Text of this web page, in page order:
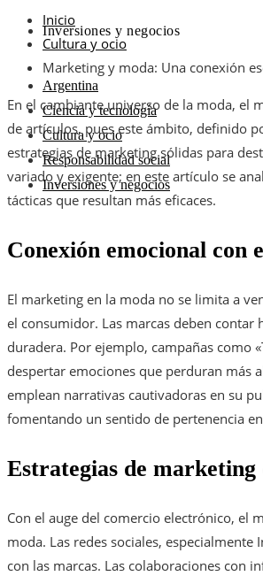
Inversiones y negocios
Argentina
Ciencia y tecnología
Cultura y ocio
Responsabilidad social
Inversiones y negocios
Inicio
Cultura y ocio
Marketing y moda: Una conexión
En el cambiante universo de la moda, el
de artículos, pues este ámbito, definido
estrategias de marketing sólidas para
variado y exigente; en este artículo se
tácticas que resultan más eficaces.
Conexión emocional con
El marketing en la moda no se limita a
el consumidor. Las marcas deben contar
duradera. Por ejemplo, campañas como
despertar emociones que perduran más
emplean narrativas cautivadoras en su
fomentando un sentido de pertenencia
Estrategias de
Con el auge del comercio electrónico, el
moda. Las redes sociales,
con las marcas. Las colaboraciones con